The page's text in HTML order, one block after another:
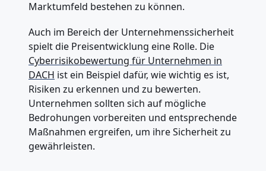
Marktumfeld bestehen zu können.
Auch im Bereich der Unternehmenssicherheit
spielt die Preisentwicklung eine Rolle. Die
Cyberrisikobewertung für Unternehmen in
DACH ist ein Beispiel dafür, wie wichtig es ist,
Risiken zu erkennen und zu bewerten.
Unternehmen sollten sich auf mögliche
Bedrohungen vorbereiten und entsprechende
Maßnahmen ergreifen, um ihre Sicherheit zu
gewährleisten.